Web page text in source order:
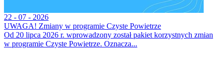
22 - 07 - 2026
UWAGA! Zmiany w programie Czyste Powietrze
Od 20 lipca 2026 r. wprowadzony został pakiet korzystnych zmian
w programie Czyste Powietrze. Oznacza...